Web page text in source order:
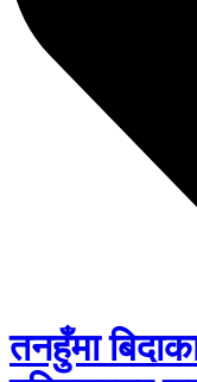
तनहुँमा